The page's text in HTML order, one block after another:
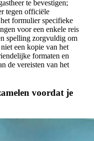
te bevestigen;
tegen officiële
formulier specifieke
voor een enkele reis
spelling zorgvuldig om
een kopie van het
formaten en
de vereisten van het
voordat je